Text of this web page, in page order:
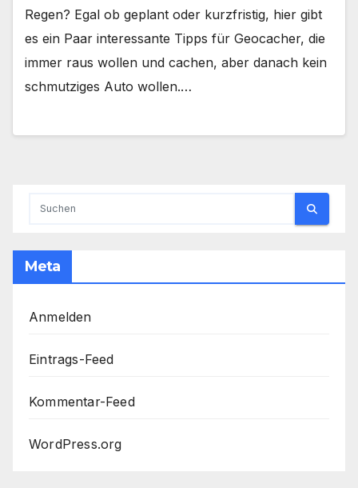
Regen? Egal ob geplant oder kurzfristig, hier gibt
es ein Paar interessante Tipps für Geocacher, die
immer raus wollen und cachen, aber danach kein
schmutziges Auto wollen.…
Meta
Anmelden
Eintrags-Feed
Kommentar-Feed
WordPress.org